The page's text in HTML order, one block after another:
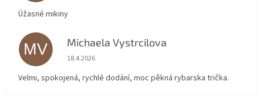
Úžasné mikiny
MV Michaela Vystrcilova
Hodnocení obchodu je 5 z 5 hvězdiček.
18.4.2026
Velmi, spokojená, rychlé dodání, moc pěkná rybarska trička.